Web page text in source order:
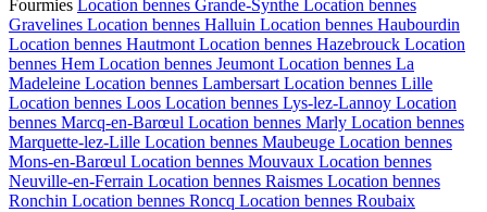
Fourmies Location bennes Grande-Synthe Location bennes
Gravelines Location bennes Halluin Location bennes Haubourdin
Location bennes Hautmont Location bennes Hazebrouck Location
bennes Hem Location bennes Jeumont Location bennes La
Madeleine Location bennes Lambersart Location bennes Lille
Location bennes Loos Location bennes Lys-lez-Lannoy Location
bennes Marcq-en-Barœul Location bennes Marly Location bennes
Marquette-lez-Lille Location bennes Maubeuge Location bennes
Mons-en-Barœul Location bennes Mouvaux Location bennes
Neuville-en-Ferrain Location bennes Raismes Location bennes
Ronchin Location bennes Roncq Location bennes Roubaix